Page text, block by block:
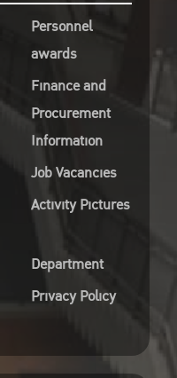
Personnel
awards
Finance and
Procurement
Information
Job Vacancies
Activity Pictures
Department
Privacy Policy